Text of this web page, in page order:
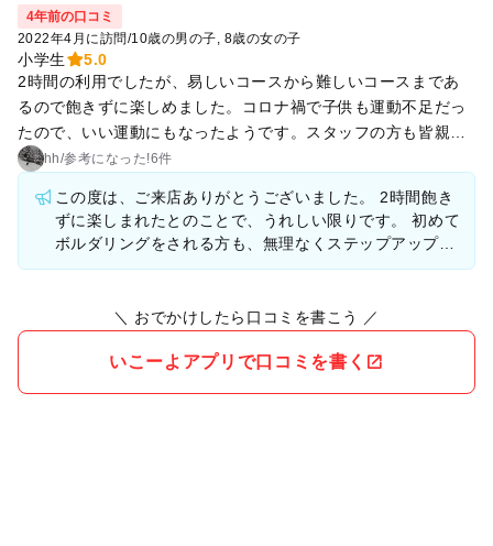
す。 スタッフが必要に応じてアドバイスして、登るサポ
ートをさせていただきますので、 ご家族の方もぜひ、挑
戦してみてください。 またのご来店をお待ちしておりま
す。
4年前の口コミ
2022年4月に訪問/10歳の男の子 8歳の女の子
小学生
5.0
2時間の利用でしたが、易しいコースから難しいコースまであ
るので飽きずに楽しめました。コロナ禍で子供も運動不足だっ
たので、いい運動にもなったようです。スタッフの方も皆親切
で登り方のコツなど教えてくれてレベルアップも早かったで
hh/参考に なった!6件
この度は、ご来店ありがとうございました。 2時間飽き
ずに楽しまれたとのことで、うれしい限りです。 初めて
ボルダリングをされる方も、無理なくステップアップし
ていけるのが、ボルダリングの魅力です。 ２回、３回
感じていただけると思います。 またのご利用をぜひお待
ちしております。
＼ おでかけしたら口コミを書こう ／
いこーよアプリで口コミを書く